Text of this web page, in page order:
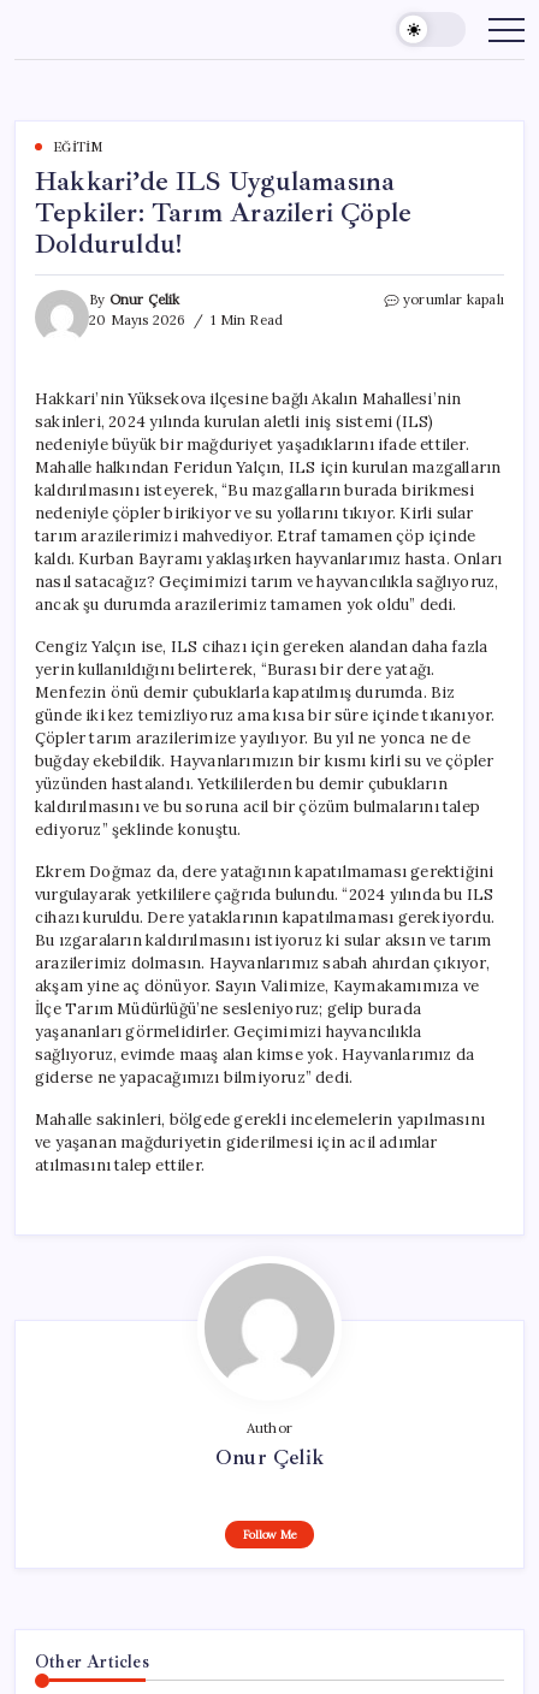
content
EĞITIM
Hakkari’de ILS Uygulamasına
Tepkiler: Tarım Arazileri Çöple
Dolduruldu!
By Onur Çelik
20 Mayıs 2026
1 Min Read
Hakkari’de
Arazileri
Çöple
Dolduruldu!
için
yorumlar kapalı
Hakkari’nin Yüksekova ilçesine bağlı Akalın Mahallesi’nin
sakinleri, 2024 yılında kurulan aletli iniş sistemi (ILS)
nedeniyle büyük bir mağduriyet yaşadıklarını ifade ettiler.
Mahalle halkından Feridun Yalçın, ILS için kurulan mazgalların
kaldırılmasını isteyerek, “Bu mazgalların burada birikmesi
nedeniyle çöpler birikiyor ve su yollarını tıkıyor. Kirli sular
tarım arazilerimizi mahvediyor. Etraf tamamen çöp içinde
kaldı. Kurban Bayramı yaklaşırken hayvanlarımız hasta. Onları
nasıl satacağız? Geçimimizi tarım ve hayvancılıkla sağlıyoruz,
ancak şu durumda arazilerimiz tamamen yok oldu” dedi.
Cengiz Yalçın ise, ILS cihazı için gereken alandan daha fazla
yerin kullanıldığını belirterek, “Burası bir dere yatağı.
Menfezin önü demir çubuklarla kapatılmış durumda. Biz
günde iki kez temizliyoruz ama kısa bir süre içinde tıkanıyor.
Çöpler tarım arazilerimize yayılıyor. Bu yıl ne yonca ne de
buğday ekebildik. Hayvanlarımızın bir kısmı kirli su ve çöpler
yüzünden hastalandı. Yetkililerden bu demir çubukların
kaldırılmasını ve bu soruna acil bir çözüm bulmalarını talep
ediyoruz” şeklinde konuştu.
Ekrem Doğmaz da, dere yatağının kapatılmaması gerektiğini
vurgulayarak yetkililere çağrıda bulundu. “2024 yılında bu ILS
cihazı kuruldu. Dere yataklarının kapatılmaması gerekiyordu.
Bu ızgaraların kaldırılmasını istiyoruz ki sular aksın ve tarım
arazilerimiz dolmasın. Hayvanlarımız sabah ahırdan çıkıyor,
akşam yine aç dönüyor. Sayın Valimize, Kaymakamımıza ve
İlçe Tarım Müdürlüğü’ne sesleniyoruz; gelip burada
yaşananları görmelidirler. Geçimimizi hayvancılıkla
sağlıyoruz, evimde maaş alan kimse yok. Hayvanlarımız da
giderse ne yapacağımızı bilmiyoruz” dedi.
Mahalle sakinleri, bölgede gerekli incelemelerin yapılmasını
ve yaşanan mağduriyetin giderilmesi için acil adımlar
atılmasını talep ettiler.
Author
Onur Çelik
Follow Me
Other Articles